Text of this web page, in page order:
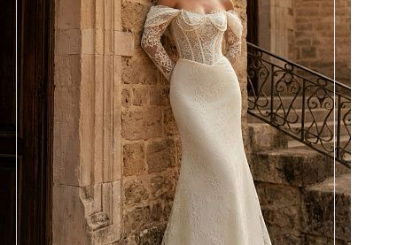
Размеры
42, 44, 46, 48, 50, 52, 54, 56,
58
Цвет
Айвори